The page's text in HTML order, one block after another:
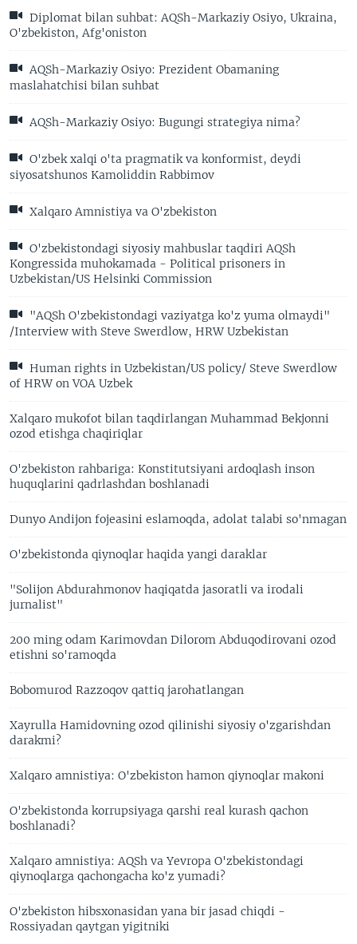
Diplomat bilan suhbat: AQSh-Markaziy Osiyo, Ukraina,
O'zbekiston, Afg'oniston
AQSh-Markaziy Osiyo: Prezident Obamaning
maslahatchisi bilan suhbat
AQSh-Markaziy Osiyo: Bugungi strategiya nima?
O'zbek xalqi o'ta pragmatik va konformist, deydi
siyosatshunos Kamoliddin Rabbimov
Xalqaro Amnistiya va O'zbekiston
O'zbekistondagi siyosiy mahbuslar taqdiri AQSh
Kongressida muhokamada - Political prisoners in
Uzbekistan/US Helsinki Commission
"AQSh O'zbekistondagi vaziyatga ko'z yuma olmaydi"
/Interview with Steve Swerdlow, HRW Uzbekistan
Human rights in Uzbekistan/US policy/ Steve Swerdlow
of HRW on VOA Uzbek
Xalqaro mukofot bilan taqdirlangan Muhammad Bekjonni
ozod etishga chaqiriqlar
O'zbekiston rahbariga: Konstitutsiyani ardoqlash inson
huquqlarini qadrlashdan boshlanadi
Dunyo Andijon fojeasini eslamoqda, adolat talabi so'nmagan
O'zbekistonda qiynoqlar haqida yangi daraklar
"Solijon Abdurahmonov haqiqatda jasoratli va irodali
jurnalist"
200 ming odam Karimovdan Dilorom Abduqodirovani ozod
etishni so'ramoqda
Bobomurod Razzoqov qattiq jarohatlangan
Xayrulla Hamidovning ozod qilinishi siyosiy o'zgarishdan
darakmi?
Xalqaro amnistiya: O'zbekiston hamon qiynoqlar makoni
O'zbekistonda korrupsiyaga qarshi real kurash qachon
boshlanadi?
Xalqaro amnistiya: AQSh va Yevropa O'zbekistondagi
qiynoqlarga qachongacha ko'z yumadi?
O'zbekiston hibsxonasidan yana bir jasad chiqdi -
Rossiyadan qaytgan yigitniki